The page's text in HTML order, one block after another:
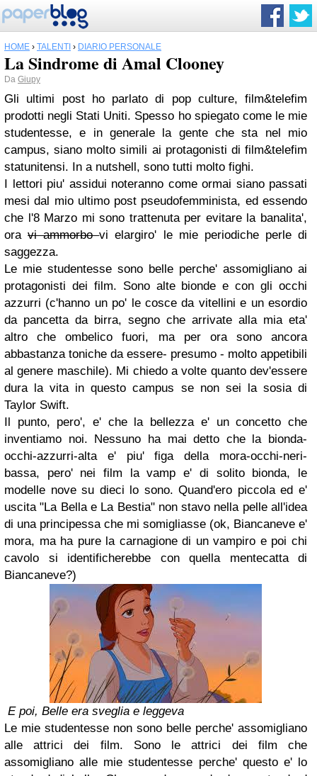
HOME › TALENTI › DIARIO PERSONALE
La Sindrome di Amal Clooney
Da Giupy
Gli ultimi post ho parlato di pop culture, film&telefim
prodotti negli Stati Uniti. Spesso ho spiegato come le mie
studentesse, e in generale la gente che sta nel mio
campus, siano molto simili ai protagonisti di film&telefim
statunitensi. In a nutshell, sono tutti molto fighi.
I lettori piu' assidui noteranno come ormai siano passati
mesi dal mio ultimo post pseudofemminista, ed essendo
che l'8 Marzo mi sono trattenuta per evitare la banalita',
oravi ammorbovi elargiro' le mie periodiche perle di
saggezza.
Le mie studentesse sono belle perche' assomigliano ai
protagonisti dei film. Sono alte bionde e con gli occhi
azzurri (c'hanno un po' le cosce da vitellini e un esordio
da pancetta da birra, segno che arrivate alla mia eta'
altro che ombelico fuori, ma per ora sono ancora
abbastanza toniche da essere- presumo - molto appetibili
al genere maschile). Mi chiedo a volte quanto dev'essere
dura la vita in questo campus se non sei la sosia di
Taylor Swift.
Il punto, pero', e' che la bellezza e' un concetto che
inventiamo noi. Nessuno ha mai detto che la bionda-
occhi-azzurri-alta e' piu' figa della mora-occhi-neri-
bassa, pero' nei film la vamp e' di solito bionda, le
modelle nove su dieci lo sono. Quand'ero piccola ed e'
uscita "La Bella e La Bestia" non stavo nella pelle all'idea
di una principessa che mi somigliasse (ok, Biancaneve e'
mora, ma ha pure la carnagione di un vampiro e poi chi
cavolo si identificherebbe con quella mentecatta di
Biancaneve?)
E poi, Belle era sveglia e leggeva
Le mie studentesse non sono belle perche' assomigliano
alle attrici dei film. Sono le attrici dei film che
assomigliano alle mie studentesse perche' questo e' lo